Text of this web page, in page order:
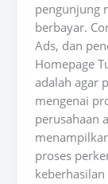
pengunjung
berbayar.
Ads, dan
Homepage
adalah agar
mengenai
perusahaan
proses